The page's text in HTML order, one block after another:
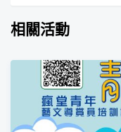
相關活動